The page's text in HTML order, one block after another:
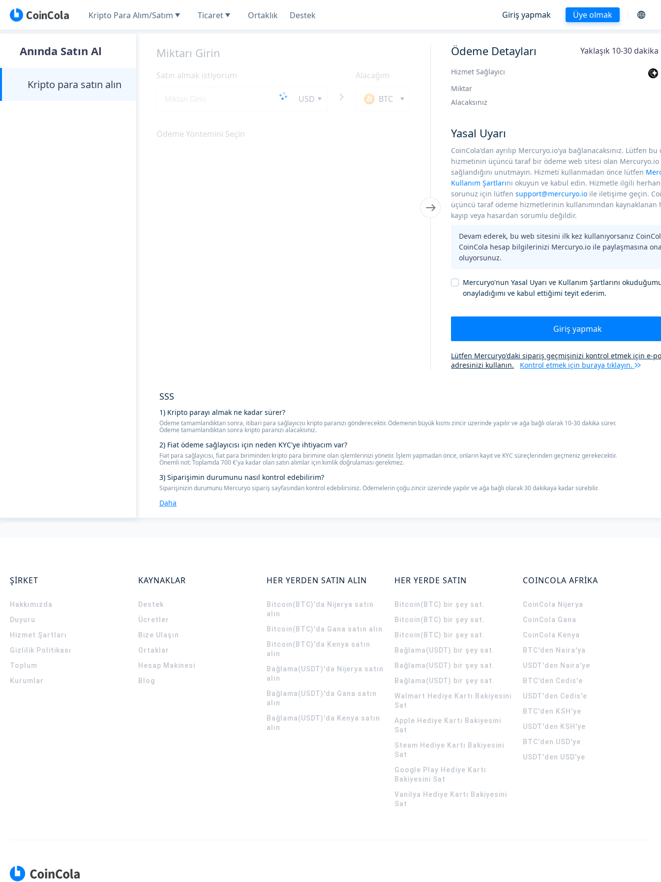
Kripto Para Alım/Satım Ticaret Ortaklık Destek Giriş yapmak Üye olmak
Anında Satın Al
Kripto para satın alın
Miktarı Girin
Satın almak istiyorum
USD
Alacağım
BTC
Ödeme Yöntemini Seçin
Ödeme Detayları Yaklaşık 10-30
Hizmet Sağlayıcı
Miktar
Alacaksınız
Yasal Uyarı
CoinCola'dan ayrılıp Mercuryo.io'ya bağlanacaksınız. Lütfen bu
hizmetinin üçüncü taraf bir ödeme web sitesi olan Mercuryo.io
sağlandığını unutmayın. Hizmeti kullanmadan önce lütfen
Kullanım Şartlarını okuyun ve kabul edin. Hizmetle ilgili
sorunuz için lütfensupport@mercuryo.io ile iletişime geçin.
üçüncü taraf ödeme hizmetlerinin kullanımından
kayıp veya hasardan sorumlu değildir.
Devam ederek, bu web sitesini ilk kez kullanıyorsanız
CoinCola hesap bilgilerinizi Mercuryo.io ile paylaşmasına
oluyorsunuz.
Mercuryo'nun Yasal Uyarı ve Kullanım Şartlarını
onayladığımı ve kabul ettiğimi teyit ederim.
Giriş yapmak
Lütfen Mercuryo'daki sipariş geçmişinizi kontrol etmek için e-
adresinizi kullanın.
Kontrol etmek için buraya tıklayın.
SSS
1) Kripto parayı almak ne kadar sürer?
Ödeme tamamlandıktan sonra, itibari para sağlayıcısı kripto paranızı gönderecektir. Ödemenin büyük kısmı zincir üzerinde yapılır ve ağa bağlı olarak 10-30 dakika sürer.
Ödeme tamamlandıktan sonra kripto paranızı alacaksınız.
2) Fiat ödeme sağlayıcısı için neden KYC'ye ihtiyacım var?
Fiat para sağlayıcısı, fiat para biriminden kripto para birimine olan işlemlerinizi yönetir. İşlem yapmadan önce, onların kayıt ve KYC süreçlerinden geçmeniz gerekecektir.
Önemli not: Toplamda 700 €'ya kadar olan satın alımlar için kimlik doğrulaması gerekmez.
3) Siparişimin durumunu nasıl kontrol edebilirim?
Siparişinizin durumunu Mercuryo sipariş sayfasından kontrol edebilirsiniz. Ödemelerin çoğu zincir üzerinde yapılır ve ağa bağlı olarak 30 dakikaya kadar sürebilir.
Daha
ŞİRKET
Hakkımızda
Duyuru
Hizmet Şartları
Gizlilik Politikası
Toplum
Kurumlar
KAYNAKLAR
Destek
Ücretler
Bize Ulaşın
Ortaklar
Hesap Makinesi
Blog
HER YERDEN SATIN ALIN
Bitcoin(BTC)'da Nijerya satın
alın
Bitcoin(BTC)'da Gana satın alın
Bitcoin(BTC)'da Kenya satın
alın
Bağlama(USDT)'da Nijerya satın
alın
Bağlama(USDT)'da Gana satın
alın
Bağlama(USDT)'da Kenya satın
alın
HER YERDE SATIN
Bitcoin(BTC) bir şey sat.
Bitcoin(BTC) bir şey sat.
Bitcoin(BTC) bir şey sat.
Bağlama(USDT) bir şey sat.
Bağlama(USDT) bir şey sat.
Bağlama(USDT) bir şey sat.
Walmart Hediye Kartı Bakiyesini
Sat
Apple Hediye Kartı Bakiyesini
Sat
Steam Hediye Kartı Bakiyesini
Sat
Google Play Hediye Kartı
Bakiyesini Sat
Vanilya Hediye Kartı Bakiyesini
Sat
COINCOLA AFRİKA
CoinCola Nijerya
CoinCola Gana
CoinCola Kenya
BTC'den Naira'ya
USDT'den Naira'ye
BTC'den Cedis'e
USDT'den Cedis'e
BTC'den KSH'ye
USDT'den KSH'ye
BTC'den USD'ye
USDT'den USD'ye